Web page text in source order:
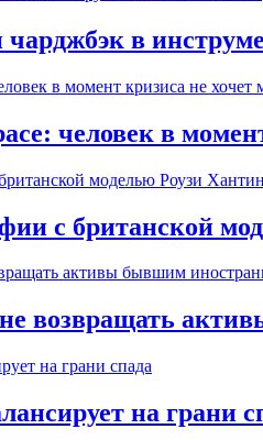
в
человек в
с британской
возвращать
на грани